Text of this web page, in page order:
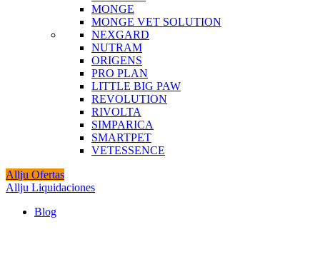
MONGE
MONGE VET SOLUTION
NEXGARD
NUTRAM
ORIGENS
PRO PLAN
LITTLE BIG PAW
REVOLUTION
RIVOLTA
SIMPARICA
SMARTPET
VETESSENCE
Allju Ofertas
Allju Liquidaciones
Blog